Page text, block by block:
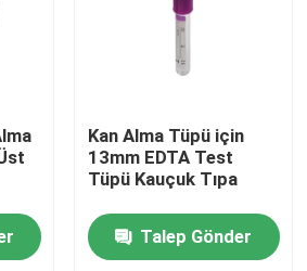
Kan Alma Tüpü için
13mm EDTA Test
Tüpü Kauçuk Tıpa
Talep Gönder